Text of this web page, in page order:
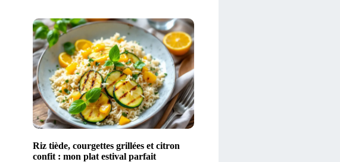
Riz tiède, courgettes grillées et citron
confit : mon plat estival parfait